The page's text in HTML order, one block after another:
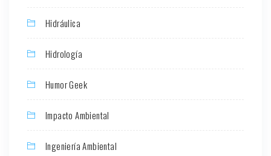
Hidráulica
Hidrología
Humor Geek
Impacto Ambiental
Ingeniería Ambiental